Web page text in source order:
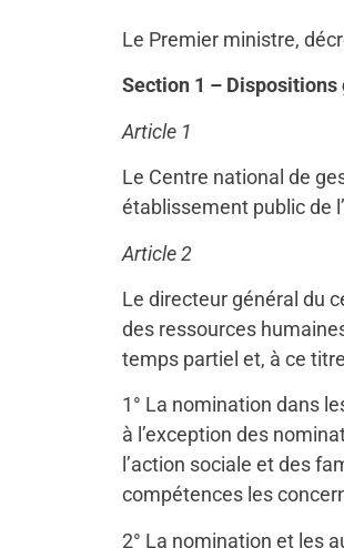
Le Premier ministre,
Section 1 – Dispositions
Article 1
Le Centre national de
établissement public de
Article 2
Le directeur général du
des ressources
temps partiel et, à ce
1° La nomination dans
à l’exception des
l’action sociale et des
compétences les
2° La nomination et les